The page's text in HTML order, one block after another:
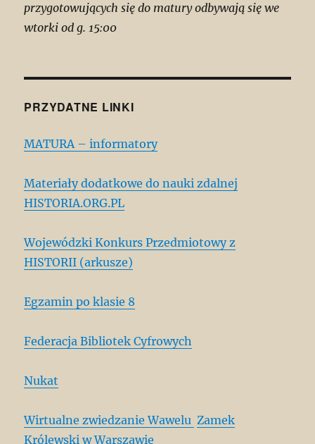
przygotowujących się do matury odbywają się we
wtorki od g. 15:00
PRZYDATNE LINKI
MATURA – informatory
Materiały dodatkowe do nauki zdalnej
HISTORIA.ORG.PL
Wojewódzki Konkurs Przedmiotowy z
HISTORII (arkusze)
Egzamin po klasie 8
Federacja Bibliotek Cyfrowych
Nukat
Wirtualne zwiedzanie Wawelu Zamek
Królewski w Warszawie